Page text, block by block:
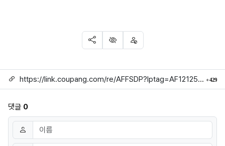
SNS 공유
신고 차단
링크 https://link.coupang.com/re/AFFSDP?lptag=AF1212524&subid=mojorida2&pageKey=6823190938&itemId=16178197202&vendorItemId=83373619912&traceid=V0-113-84633ab637fed47e 429회
댓글 0
댓글쓰기
이름 필수